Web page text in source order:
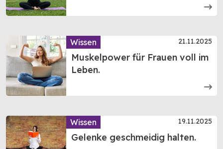
Wissen 21.11.2025
Muskelpower für Frauen voll im
Leben.
Wissen 19.11.2025
Gelenke geschmeidig halten.